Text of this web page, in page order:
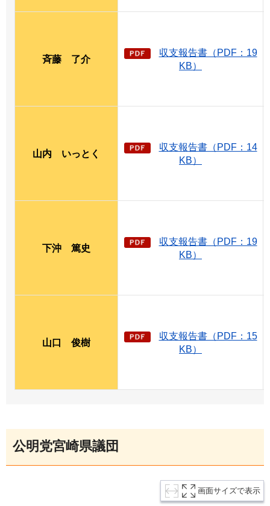
斉藤 了介
収支報告書（PDF：19
KB）
山内 いっとく
収支報告書（PDF：14
KB）
下沖 篤史
収支報告書（PDF：19
KB）
山口 俊樹
収支報告書（PDF：15
KB）
公明党宮崎県議団
画面サイズで表示